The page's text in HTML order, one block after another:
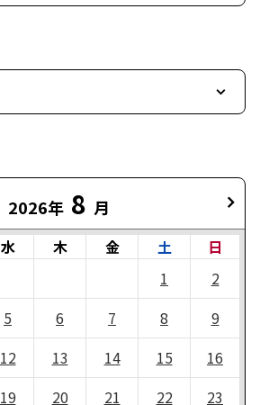
2026年 8 月
水 木 金 土
日
1
2
5 6 7 8
9
12 13 14 15
16
19 20 21 22
23